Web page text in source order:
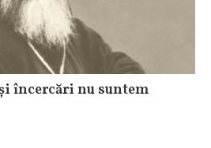
încercări nu suntem